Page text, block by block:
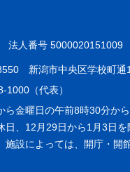
法人番号 5000020151009
新潟市中央区学校町通
1000（代表）
ら金曜日の午前8時30分か
日、12月29日から1月3日を
設によっては、開庁・開